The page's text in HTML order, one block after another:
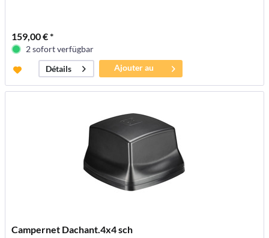
159,00 € *
2 sofort verfügbar
Détails
Ajouter au
panier
Campernet Dachant.4x4 sch